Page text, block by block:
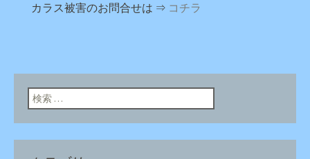
カラス被害のお問合せは ⇒ コチラ
検索: